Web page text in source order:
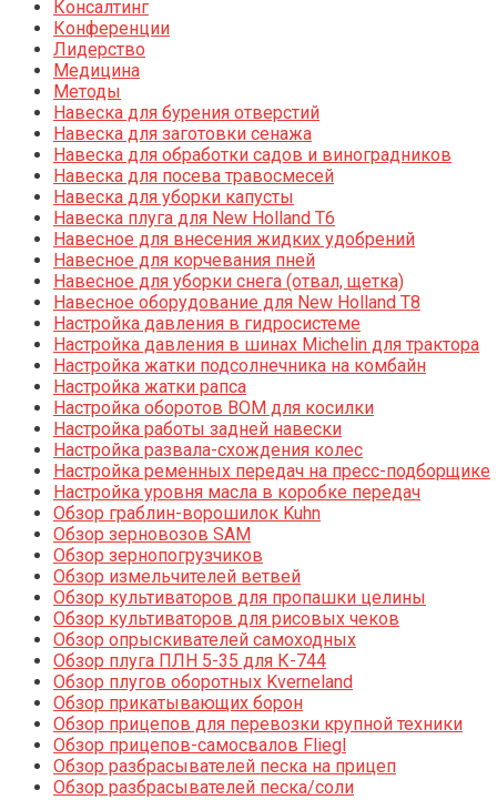
Консалтинг
Конференции
Лидерство
Медицина
Методы
Навеска для бурения отверстий
Навеска для заготовки сенажа
Навеска для обработки садов и виноградников
Навеска для посева травосмесей
Навеска для уборки капусты
Навеска плуга для New Holland T6
Навесное для внесения жидких удобрений
Навесное для корчевания пней
Навесное для уборки снега (отвал, щетка)
Навесное оборудование для New Holland T8
Настройка давления в гидросистеме
Настройка давления в шинах Michelin для трактора
Настройка жатки подсолнечника на комбайн
Настройка жатки рапса
Настройка оборотов ВОМ для косилки
Настройка работы задней навески
Настройка развала-схождения колес
Настройка ременных передач на пресс-подборщике
Настройка уровня масла в коробке передач
Обзор граблин-ворошилок Kuhn
Обзор зерновозов SAM
Обзор зернопогрузчиков
Обзор измельчителей ветвей
Обзор культиваторов для пропашки целины
Обзор культиваторов для рисовых чеков
Обзор опрыскивателей самоходных
Обзор плуга ПЛН 5-35 для К-744
Обзор плугов оборотных Kverneland
Обзор прикатывающих борон
Обзор прицепов для перевозки крупной техники
Обзор прицепов-самосвалов Fliegl
Обзор разбрасывателей песка на прицеп
Обзор разбрасывателей песка/соли